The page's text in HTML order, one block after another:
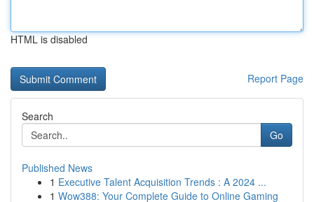
HTML is disabled
Report Page
Search
Go
Published News
1 Executive Talent Acquisition Trends : A 2024 ...
1 Wow388: Your Complete Guide to Online Gaming